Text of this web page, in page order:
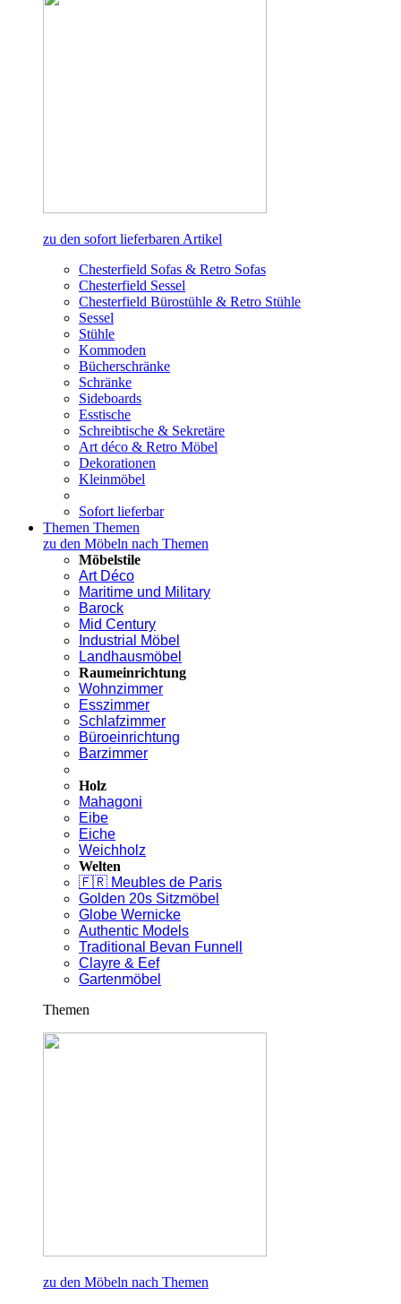
zu den sofort lieferbaren Artikel
Chesterfield Sofas & Retro Sofas
Chesterfield Sessel
Chesterfield Bürostühle & Retro Stühle
Sessel
Stühle
Kommoden
Bücherschränke
Schränke
Sideboards
Esstische
Schreibtische & Sekretäre
Art déco & Retro Möbel
Dekorationen
Kleinmöbel
Sofort lieferbar
Themen Themen
zu den Möbeln nach Themen
Möbelstile
Art Déco
Maritime und Military
Barock
Mid Century
Industrial Möbel
Landhausmöbel
Raumeinrichtung
Wohnzimmer
Esszimmer
Schlafzimmer
Büroeinrichtung
Barzimmer
Holz
Mahagoni
Eibe
Eiche
Weichholz
Welten
🇫🇷 Meubles de Paris
Golden 20s Sitzmöbel
Globe Wernicke
Authentic Models
Traditional Bevan Funnell
Clayre & Eef
Gartenmöbel
Themen
zu den Möbeln nach Themen